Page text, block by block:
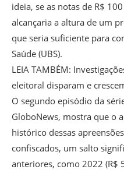
ideia, se as notas de R$
alcançaria a altura de um
que seria suficiente para
Saúde (UBS).
LEIA TAMBÉM:
eleitoral disparam e
O segundo episódio da
GloboNews, mostra que o
histórico dessas
confiscados, um salto
anteriores, como 2022 (R$